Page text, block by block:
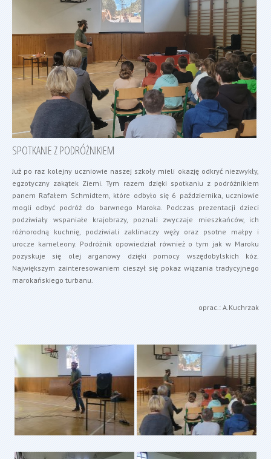
SPOTKANIE Z PODRÓŻNIKIEM
Już po raz kolejny uczniowie naszej szkoły mieli okazję odkryć niezwykły,
egzotyczny zakątek Ziemi. Tym razem dzięki spotkaniu z podróżnikiem
panem Rafałem Schmidtem, które odbyło się 6 października, uczniowie
mogli odbyć podróż do barwnego Maroka. Podczas prezentacji dzieci
podziwiały wspaniałe krajobrazy, poznali zwyczaje mieszkańców, ich
różnorodną kuchnię, podziwiali zaklinaczy węży oraz psotne małpy i
urocze kameleony. Podróżnik opowiedział również o tym jak w Maroku
pozyskuje się olej arganowy dzięki pomocy wszędobylskich kóz.
Największym zainteresowaniem cieszył się pokaz wiązania tradycyjnego
marokańskiego turbanu.
oprac.: A.Kuchrzak